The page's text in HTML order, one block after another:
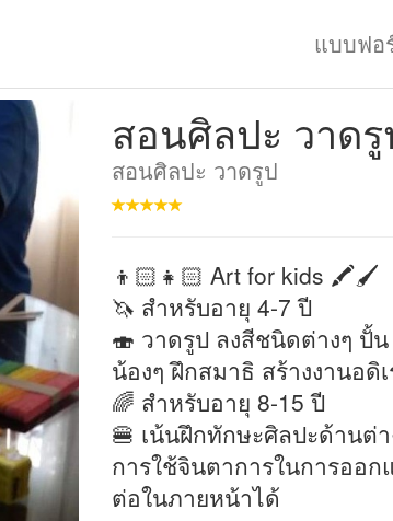
แบบฟ
สอนศิลปะ วาดรู
สอนศิลปะ วาดรูป
👦🏻👧🏻 Art for kids 🖍🖌
🦄 สำหรับอายุ 4-7 ปี
🍣 วาดรูป ลงสีชนิดต่างๆ ปั้
น้องๆ ฝึกสมาธิ สร้างงานอดิเ
🌈 สำหรับอายุ 8-15 ปี
🍔 เน้นฝึกทักษะศิลปะด้านต่
การใช้จินตาการในการออ
ต่อในภายหน้าได้